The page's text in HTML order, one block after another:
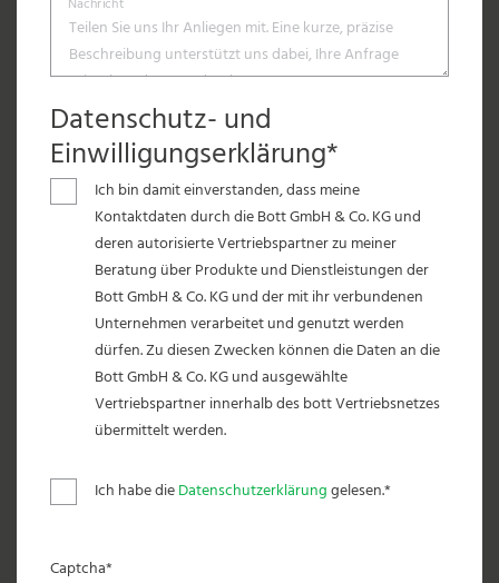
Nachricht
Datenschutz- und
Einwilligungserklärung*
Ich bin damit einverstanden, dass meine
Kontaktdaten durch die Bott GmbH & Co. KG und
deren autorisierte Vertriebspartner zu meiner
Beratung über Produkte und Dienstleistungen der
Bott GmbH & Co. KG und der mit ihr verbundenen
Unternehmen verarbeitet und genutzt werden
dürfen. Zu diesen Zwecken können die Daten an die
Bott GmbH & Co. KG und ausgewählte
Vertriebspartner innerhalb des bott Vertriebsnetzes
übermittelt werden.
Ich habe dieDatenschutzerklärunggelesen.*
Captcha*